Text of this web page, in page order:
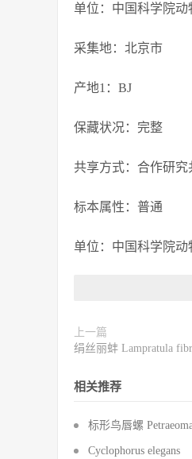
单位：中国科学院动
采集地：北京市
产地1：BJ
保藏状况：完整
共享方式：合作研究
标本属性：普通
单位：中国科学院动
上一篇
绢丝丽蚌 Lampratula
相关推荐
标形鸟唇螺
Cyclophorus elegans